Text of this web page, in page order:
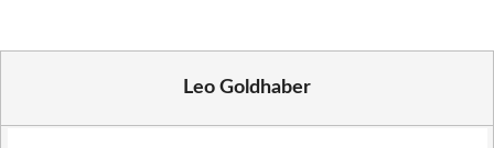
Leo Goldhaber